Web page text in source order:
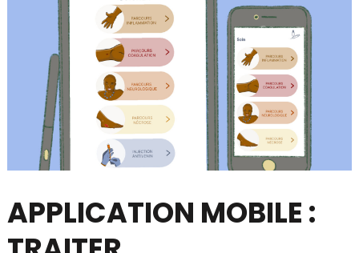
APPLICATION MOBILE :